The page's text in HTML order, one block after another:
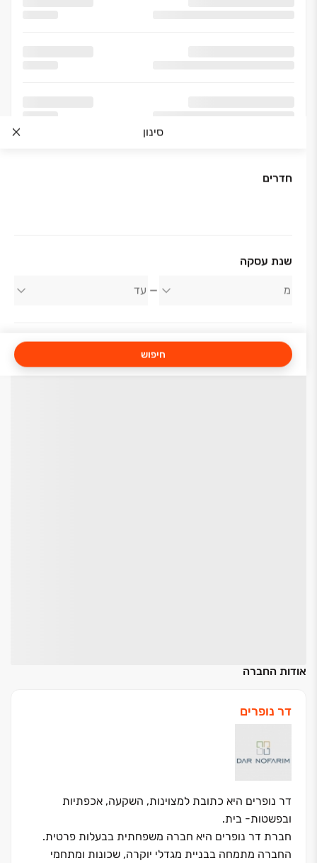
סינון
חדרים
שנת עסקה
חיפוש
אודות החברה
דר נופרים
דר נופרים היא כתובת למצוינות, השקעה, אכפתיות
ובפשטות- בית.
חברת דר נופרים היא חברה משפחתית בבעלות פרטית.
החברה מתמחה בבניית מגדלי יוקרה, שכונות ומתחמי